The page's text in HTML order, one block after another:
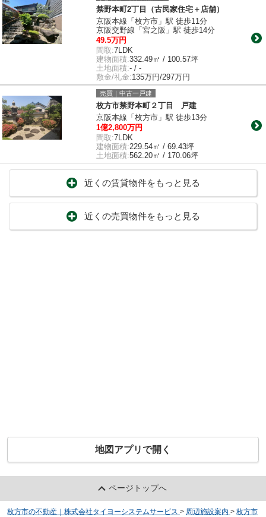
禁野本町2丁目（古民家住宅＋店舗）
京阪本線「枚方市」駅 徒歩11分
京阪交野線「宮之阪」駅 徒歩14分
49.5万円
間取:7LDK
建物面積:332.49㎡ / 100.57坪
土地面積:- / -
敷金/礼金:135万円/297万円
売買｜中古一戸建
枚方市禁野本町２丁目 戸建
京阪本線「枚方市」駅 徒歩13分
1億2,800万円
間取:7LDK
建物面積:229.54㎡ / 69.43坪
土地面積:562.20㎡ / 170.06坪
近くの賃貸物件をもっと見る
近くの売買物件をもっと見る
地図アプリで開く
ページトップへ
枚方市の不動産｜株式会社タイヨーシステムサービス > 周辺施設案内 > 枚方市